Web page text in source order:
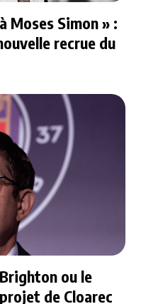
Moses Simon » :
recrue du
ou le
de Cloarec